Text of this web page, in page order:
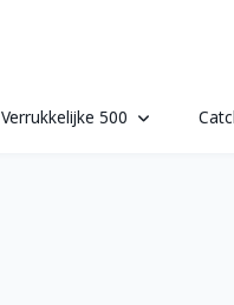
Verrukkelijke 500